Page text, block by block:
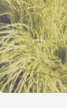
rododendrony